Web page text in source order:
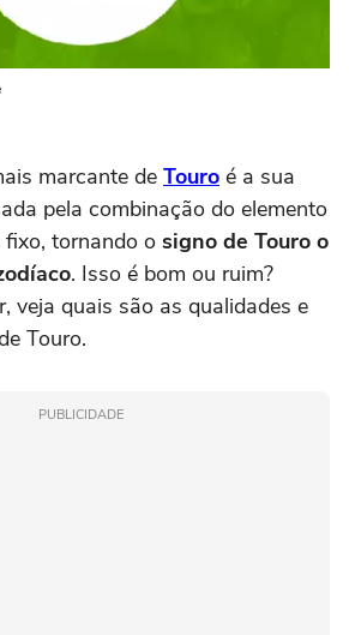
marcante de Touro é a sua
pela combinação do elemento
tornando o signo de Touro o
. Isso é bom ou ruim?
veja quais são as qualidades e
Touro.
PUBLICIDADE